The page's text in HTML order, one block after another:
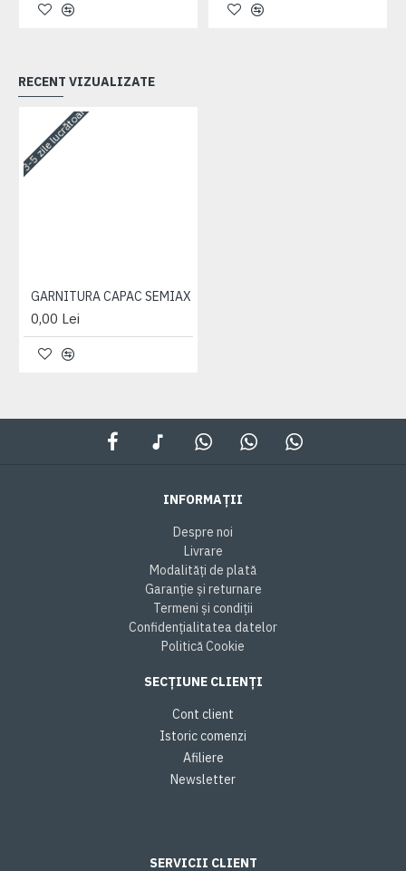
RECENT VIZUALIZATE
3-5 zile lucrătoare
GARNITURA CAPAC SEMIAX
0,00 Lei
INFORMAȚII
Despre noi
Livrare
Modalități de plată
Garanție și returnare
Termeni și condiții
Confidențialitatea datelor
Politică Cookie
SECȚIUNE CLIENȚI
Cont client
Istoric comenzi
Afiliere
Newsletter
SERVICII CLIENT